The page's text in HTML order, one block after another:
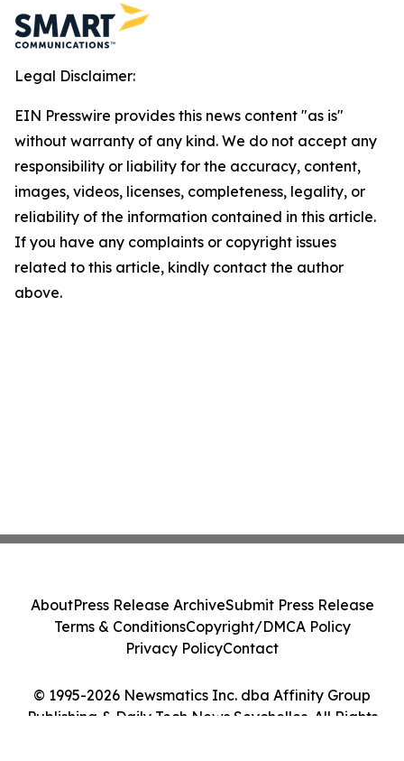
Legal Disclaimer:
EIN Presswire provides this news content "as is"
without warranty of any kind. We do not accept any
responsibility or liability for the accuracy, content,
images, videos, licenses, completeness, legality, or
reliability of the information contained in this article.
If you have any complaints or copyright issues
related to this article, kindly contact the author
above.
© 1995-2026 Newsmatics Inc. dba Affinity Group
Publishing & Daily Tech News Seychelles. All Rights
AboutPress Release ArchiveSubmit Press Release
Terms & ConditionsCopyright/DMCA Policy
Privacy PolicyContact